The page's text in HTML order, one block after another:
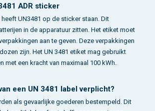
ADR sticker
UN3481 op de sticker staan. Dit
in de apparatuur zitten. Het etiket moet
aan te geven. Deze verpakkingen
zijn. Het UN 3481 etiket mag gebruikt
met een kracht van maximaal 100 kWh.
een UN 3481 label verplicht?
als gevaarlijke goederen bestempeld. Dit